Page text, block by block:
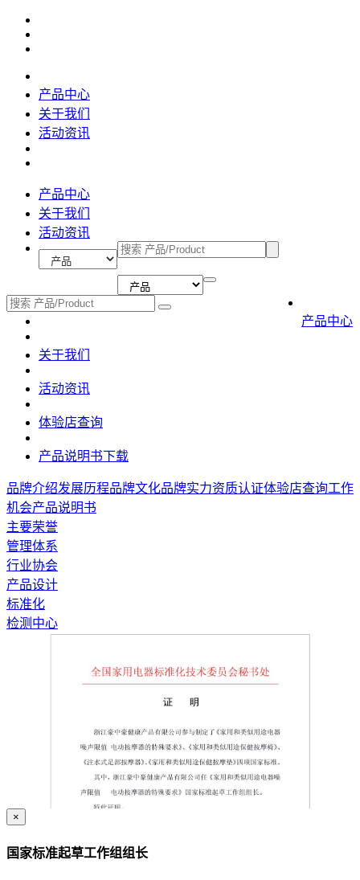
产品中心
关于我们
活动资讯
产品中心
关于我们
活动资讯
产品中心
关于我们
活动资讯
体验店查询
产品说明书下载
品牌介绍发展历程品牌文化品牌实力资质认证体验店查询工作
机会产品说明书
主要荣誉
管理体系
行业协会
产品设计
标准化
检测中心
×
国家标准起草工作组组长